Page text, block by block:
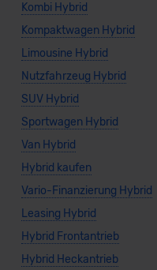
Kombi Hybrid
Kompaktwagen Hybrid
Limousine Hybrid
Nutzfahrzeug Hybrid
SUV Hybrid
Sportwagen Hybrid
Van Hybrid
Hybrid kaufen
Vario-Finanzierung Hybrid
Leasing Hybrid
Hybrid Frontantrieb
Hybrid Heckantrieb